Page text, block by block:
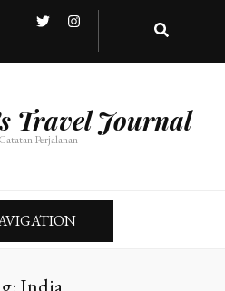
Travel Journal
Perjalanan